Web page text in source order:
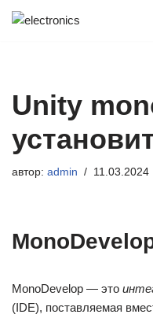
Unity
автор: admin 11.03.2024
MonoDevelop — это
(IDE), поставляемая